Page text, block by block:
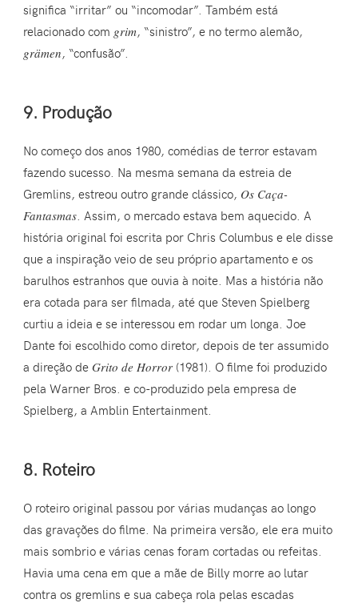
significa “irritar” ou “incomodar”. Também está
relacionado com grim, “sinistro”, e no termo alemão,
grämen, “confusão”.
9. Produção
No começo dos anos 1980, comédias de terror estavam
fazendo sucesso. Na mesma semana da estreia de
Gremlins, estreou outro grande clássico, Os Caça-
Fantasmas . Assim, o mercado estava bem aquecido. A
história original foi escrita por Chris Columbus e ele disse
que a inspiração veio de seu próprio apartamento e os
barulhos estranhos que ouvia à noite. Mas a história não
era cotada para ser filmada, até que Steven Spielberg
curtiu a ideia e se interessou em rodar um longa. Joe
Dante foi escolhido como diretor, depois de ter assumido
a direção deGrito de Horror (1981). O filme foi produzido
pela Warner Bros. e co-produzido pela empresa de
Spielberg, a Amblin Entertainment.
8. Roteiro
O roteiro original passou por várias mudanças ao longo
das gravações do filme. Na primeira versão, ele era muito
mais sombrio e várias cenas foram cortadas ou refeitas.
Havia uma cena em que a mãe de Billy morre ao lutar
contra os gremlins e sua cabeça rola pelas escadas